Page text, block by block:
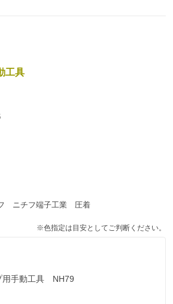
工具
ニチフ端子工業 圧着
※色指定は目安としてご判断ください。
用手動工具 NH79